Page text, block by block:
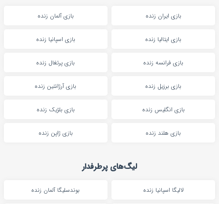
بازی ایران زنده بازی آلمان زنده
بازی ایتالیا زنده بازی اسپانیا زنده
بازی فرانسه زنده بازی پرتغال زنده
بازی برزیل زنده بازی آرژانتین زنده
بازی انگلیس زنده بازی بلژیک زنده
بازی هلند زنده بازی ژاپن زنده
لیگ‌های پرطرفدار
لالیگا اسپانیا زنده بوندسلیگا آلمان زنده